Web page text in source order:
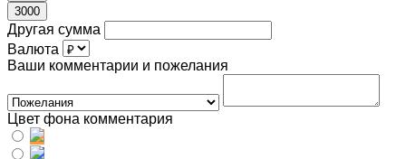
3000
Другая сумма
Валюта
Ваши комментарии и пожелания
Цвет фона комментария